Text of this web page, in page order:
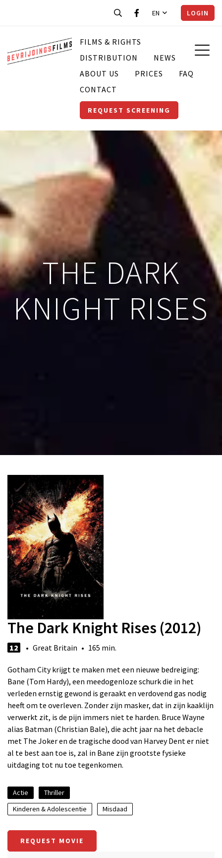
EN LOGIN
FILMS & RIGHTS
DISTRIBUTION
NEWS
ABOUT US
PRICES
FAQ
CONTACT
REQUEST SCREENING
THE DARK
KNIGHT RISES
The Dark Knight Rises (2012)
12 • Great Britain • 165 min.
Gotham City krijgt te maken met een nieuwe bedreiging:
Bane (Tom Hardy), een meedogenloze schurk die in het
verleden ernstig gewond is geraakt en verdovend gas nodig
heeft om te overleven. Zonder zijn masker, dat in zijn kaaklijn
verwerkt zit, is de pijn immers niet te harden. Bruce Wayne
alias Batman (Christian Bale), die acht jaar na het debacle
met The Joker en de tragische dood van Harvey Dent er niet
al te best aan toe is, zal in Bane zijn grootste fysieke
uitdaging tot nu toe tegenkomen.
Actie
Thriller
Kinderen & Adolescentie
Misdaad
REQUEST MOVIE